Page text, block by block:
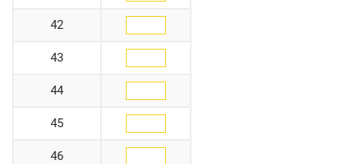
42
43
44
45
46